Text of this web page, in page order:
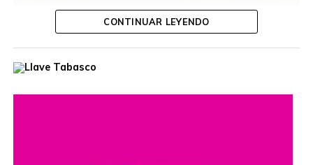
Tabasco se sumó este domingo a la Jornada Nacional de
Reforestación 2026 “Todo México a Reforestar”,
convocada por la Presidenta Claudia Sheinbaum Pardo,
del estado y la siembra de especies nativas como el
CONTINUAR LEYENDO